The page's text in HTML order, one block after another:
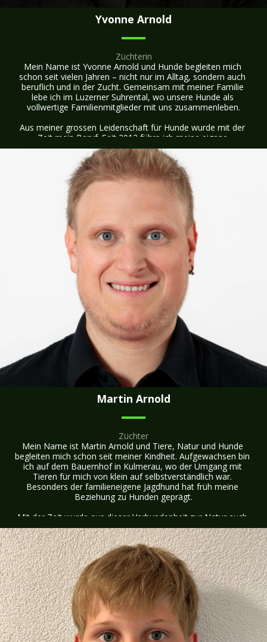
Yvonne Arnold
Züchterin
Mein Name ist Yvonne Arnold und Hunde begleiten mich
schon seit vielen Jahren – nicht nur im Alltag, sondern auch
beruflich und in der Zucht. Gemeinsam mit meiner Familie
lebe ich im Luzerner Suhrental, wo unsere Hunde als
vollwertige Familienmitglieder mit uns zusammenleben.
Aus meiner grossen Leidenschaft für Hunde wurde mit der
Zeit mein Beruf. Seit 2012 führe ich meine eigene
Hundeschule Pfoten-Training, in der ich Mensch-Hund-Teams
in Kursen, Einzelstunden und Beratungen begleite. Durch
meine Ausbildungen zur Hundeinstruktorin,
Erwachsenenbildnerin und FBA Tierpflegerin verbinde ich
praktische Erfahrung mit fundiertem Fachwissen.
In meiner Arbeit ist mir besonders wichtig, Hunde ganzheitlich
zu betrachten. Jeder Hund bringt seinen eigenen Charakter,
seine Veranlagung und seine Geschichte mit. Deshalb lege ich
grossen Wert auf einen fairen, klaren und respektvollen
Umgang – sowohl im Training als auch in der Aufzucht
unserer Welpen.
Unsere Beagles wachsen mitten in der Familie auf. Sie
erleben Kinder, Alltag, Natur, verschiedene Geräusche,
andere Hunde und viele liebevolle Begegnungen. Dabei ist es
mir wichtig, jedem Welpen einen sicheren, stabilen und gut
begleiteten Start ins Leben zu ermöglichen.
Als Züchterin ist es mein Ziel, gesunde, wesensfeste und
fröhliche Beagles aufzuziehen, die gut zu ihren zukünftigen
Familien passen. Genauso wichtig wie die Auswahl der
Verpaarungen ist für mich die sorgfältige Auswahl der
Welpenfamilien. Ich wünsche mir Menschen, die sic
Martin Arnold
Züchter
Mein Name ist Martin Arnold und Tiere, Natur und Hunde
begleiten mich schon seit meiner Kindheit. Aufgewachsen bin
ich auf dem Bauernhof in Kulmerau, wo der Umgang mit
Tieren für mich von klein auf selbstverständlich war.
Besonders der familieneigene Jagdhund hat früh meine
Beziehung zu Hunden geprägt.
Mit der Zeit wurde aus dieser Verbundenheit zur Natur auch
meine Leidenschaft für die Jagd. Ich absolvierte die
Ausbildung zum Jäger und bin seit 2015 mit viel Freude und
Überzeugung als Waidmann unterwegs. Für mich gehört ein
guter Jagdhund eng zur Jagd dazu – nicht als Werkzeug,
sondern als verlässlicher Begleiter, Partner und
Familienmitglied.
Unser Beagle-Rüde Odin war dabei ein ganz besonderer Hund
für mich. Er kam eher unverhofft in unser Leben und eroberte
mit seinem Wesen, seiner Passion und seinem typischen
Beagle-Charakter sehr schnell mein Herz. Durch ihn wurde
klar, dass der Beagle genau die Rasse ist, die zu uns passt: